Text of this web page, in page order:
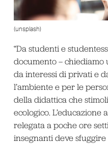
(unsplash)
“Da studenti e
documento – chiediamo
da interessi di privati e
l’ambiente e per le
della didattica che
ecologico.
relegata a poche ore
insegnanti deve